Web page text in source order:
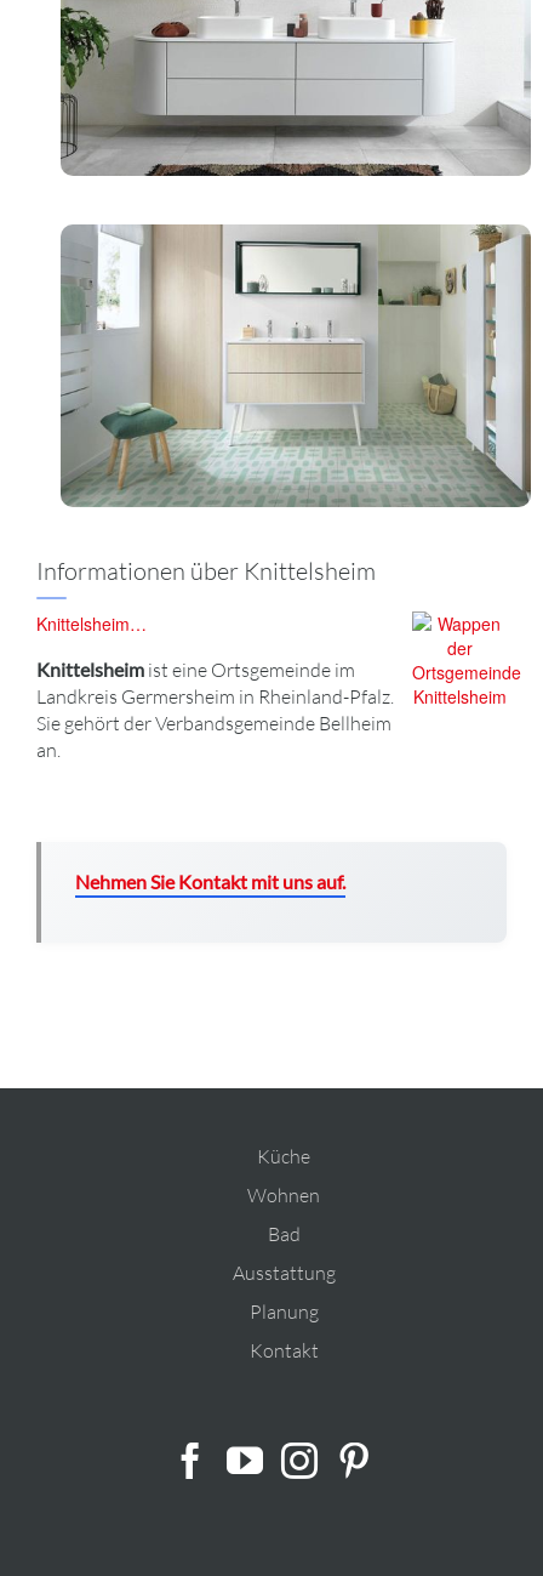
Informationen über Knittelsheim
Knittelsheim…
Knittelsheim ist eine Ortsgemeinde im
Landkreis Germersheim in Rheinland-Pfalz.
Sie gehört der Verbandsgemeinde Bellheim
an.
Nehmen Sie Kontakt mit uns auf.
Küche
Wohnen
Bad
Ausstattung
Planung
Kontakt